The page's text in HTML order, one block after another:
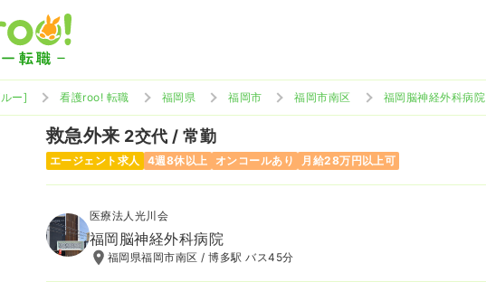
ー] 看護roo! 転職 福岡県 福岡市 福岡市南区 福岡脳神経外科病院
救急外来 2交代 / 常勤
エージェント求人 4週8休以上 オンコールあり 月給28万円以上可
医療法人光川会
福岡脳神経外科病院
福岡県福岡市南区 / 博多駅 バス45分